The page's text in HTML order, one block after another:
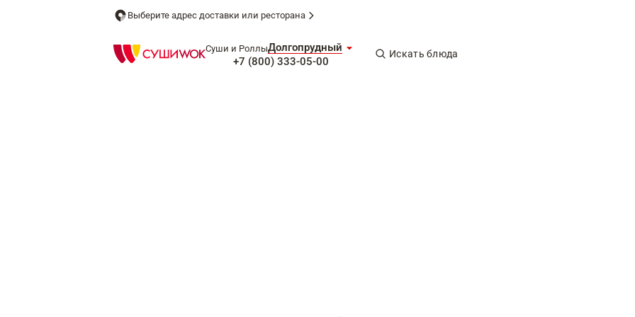
Выберите адрес доставки или ресторана
Суши и РоллыДолгопрудный
+7 (800) 333-05-00
Искать блюда